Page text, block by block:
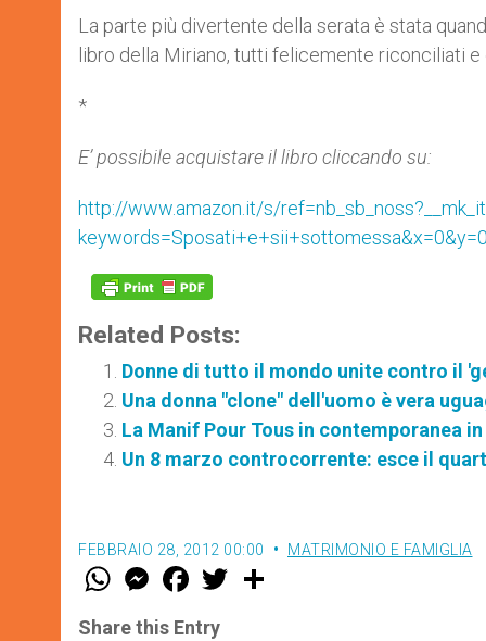
La parte più divertente della serata è stata
libro della Miriano, tutti felicemente riconciliati
*
E’ possibile acquistare il libro cliccando su:
http://www.amazon.it/s/
Related Posts:
Donne di tutto il mondo unite contro il
Una donna "clone" dell'uomo è vera
La Manif Pour Tous in contemporanea
Un 8 marzo controcorrente: esce il
FEBBRAIO 28, 2012 00:00 MATRIMONIO E FAMIGLIA
W
t
M
e
s
F
a
e
w
Share this Entry